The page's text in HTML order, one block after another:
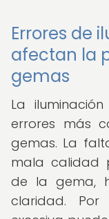
Errores de
afectan la
gemas
La
errores más
gemas. La
mala calidad
de la gema,
claridad.